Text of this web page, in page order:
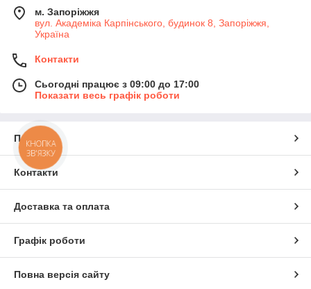
м. Запоріжжя
вул. Академіка Карпінського, будинок 8, Запоріжжя,
Україна
Контакти
Сьогодні працює з 09:00 до 17:00
Показати весь графік роботи
Про нас
Контакти
Доставка та оплата
Графік роботи
Повна версія сайту
КНОПКА
ЗВ'ЯЗКУ